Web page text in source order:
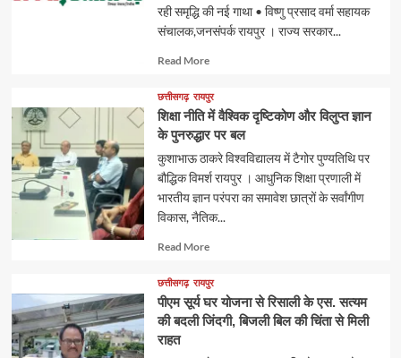
रही समृद्धि की नई गाथा • विष्णु प्रसाद वर्मा सहायक
संचालक,जनसंपर्क रायपुर । राज्य सरकार...
Read MoreRead
about
छत्तीसगढ़ रायपुर
शिक्षा नीति में वैश्विक दृष्टिकोण और विलुप्त ज्ञान
के पुनरुद्धार पर बल
कुशाभाऊ ठाकरे विश्वविद्यालय में टैगोर पुण्यतिथि पर
बौद्धिक विमर्श रायपुर । आधुनिक शिक्षा प्रणाली में
भारतीय ज्ञान परंपरा का समावेश छात्रों के सर्वांगीण
विकास, नैतिक...
Read MoreRead
about
छत्तीसगढ़ रायपुर
पीएम सूर्य घर योजना से रिसाली के एस. सत्यम
की बदली जिंदगी, बिजली बिल की चिंता से मिली
राहत